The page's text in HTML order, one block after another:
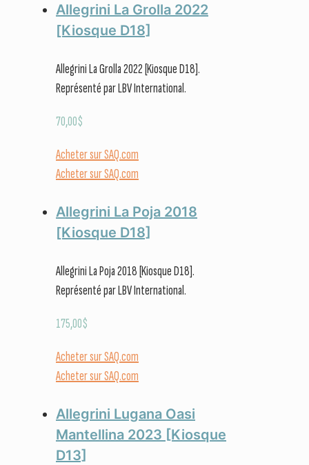
Allegrini La Grolla 2022
[Kiosque D18]
Allegrini La Grolla 2022 [Kiosque D18].
Représenté par LBV International.
70,00$
Acheter sur SAQ.com
Acheter sur SAQ.com
Allegrini La Poja 2018
[Kiosque D18]
Allegrini La Poja 2018 [Kiosque D18].
Représenté par LBV International.
175,00$
Acheter sur SAQ.com
Acheter sur SAQ.com
Allegrini Lugana Oasi
Mantellina 2023 [Kiosque
D13]